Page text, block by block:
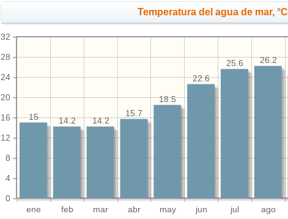
Temperatura del agua de mar, °C
ene feb mar abr may jun jul ago
0
4
8
12
16
20
24
28
32
26.2
25.6
22.6
18.5
15.7
14.2
14.2
15